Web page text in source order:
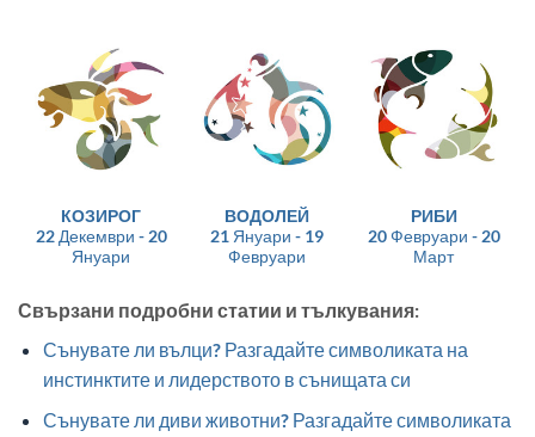
КОЗИРОГ
22 Декември - 20
Януари
ВОДОЛЕЙ
21 Януари - 19
Февруари
РИБИ
20 Февруари - 20
Март
Свързани подробни статии и тълкувания:
Сънувате ли вълци? Разгадайте символиката на
инстинктите и лидерството в сънищата си
Сънувате ли диви животни? Разгадайте символиката